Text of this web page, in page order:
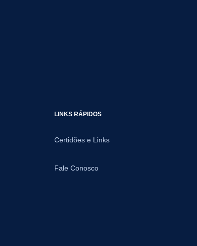
LINKS RÁPIDOS
Certidões e Links
Fale Conosco